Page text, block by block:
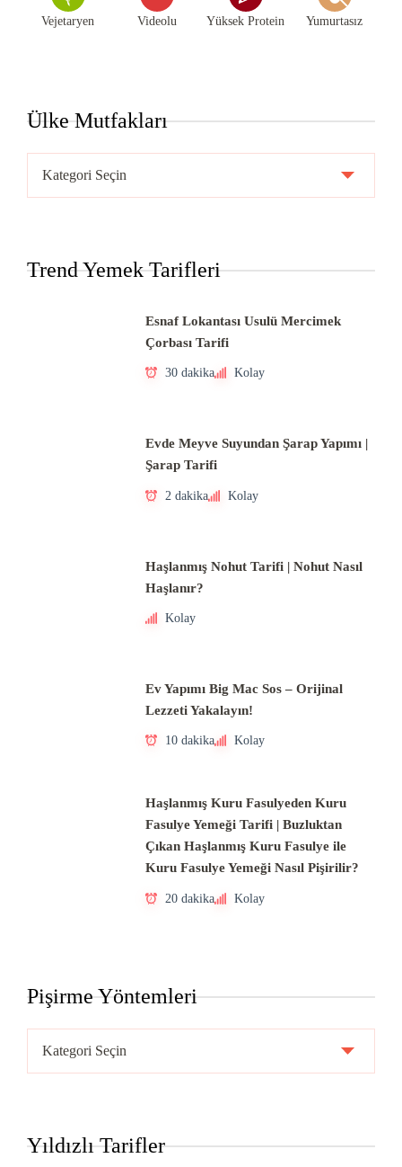
Vejetaryen Videolu Yüksek Protein Yumurtasız
Ülke Mutfakları
Trend Yemek Tarifleri
Esnaf Lokantası Usulü Mercimek
Çorbası Tarifi
30 dakika Kolay
Evde Meyve Suyundan Şarap Yapımı |
Şarap Tarifi
2 dakika Kolay
Haşlanmış Nohut Tarifi | Nohut Nasıl
Haşlanır?
Kolay
Ev Yapımı Big Mac Sos – Orijinal
Lezzeti Yakalayın!
10 dakika Kolay
Haşlanmış Kuru Fasulyeden Kuru
Fasulye Yemeği Tarifi | Buzluktan
Çıkan Haşlanmış Kuru Fasulye ile
Kuru Fasulye Yemeği Nasıl Pişirilir?
20 dakika Kolay
Pişirme Yöntemleri
Yıldızlı Tarifler